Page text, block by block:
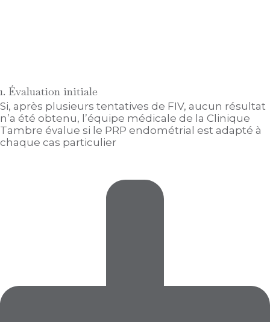
1. Évaluation initiale
Si, après plusieurs tentatives de FIV, aucun résultat
n’a été obtenu, l’équipe médicale de la Clinique
Tambre évalue si le PRP endométrial est adapté à
chaque cas particulier